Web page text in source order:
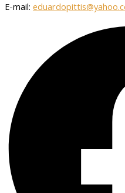
E-mail: